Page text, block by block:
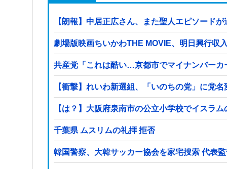
【朗報】中居正広さん、また聖人エピソード
劇場版映画ちいかわTHE MOVIE、明日興行収
共産党「これは酷い…京都市でマイナンバー
【衝撃】れいわ新選組、「いのちの党」に党
【は？】大阪府泉南市の公立小学校でイスラ
千葉県 ムスリムの礼拝 拒否
韓国警察、大韓サッカー協会を家宅捜索 代表